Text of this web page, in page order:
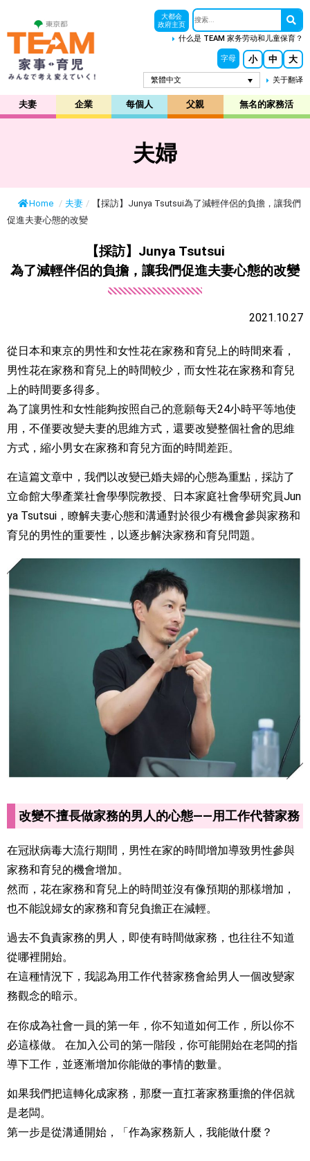
大都会
政府主页
什么是 TEAM 家务劳动和儿童保育？
字母 小 中 大
繁體中文 关于翻译
夫妻 企業 每個人 父親 無名的家務活
夫婦
Home / 夫妻 /
【採訪】Junya Tsutsui為了減輕伴侶的負擔，讓我們
促進夫妻心態的改變
【採訪】Junya Tsutsui
為了減輕伴侶的負擔，讓我們促進夫妻心態的改變
2021.10.27
從日本和東京的男性和女性花在家務和育兒上的時間來看，
男性花在家務和育兒上的時間較少，而女性花在家務和育兒
上的時間要多得多。
為了讓男性和女性能夠按照自己的意願每天24小時平等地使
用，不僅要改變夫妻的思維方式，還要改變整個社會的思維
方式，縮小男女在家務和育兒方面的時間差距。
在這篇文章中，我們以改變已婚夫婦的心態為重點，採訪了
立命館大學產業社會學學院教授、日本家庭社會學研究員Jun
ya Tsutsui，瞭解夫妻心態和溝通對於很少有機會參與家務和
育兒的男性的重要性，以逐步解決家務和育兒問題。
改變不擅長做家務的男人的心態——用工作代替家務
在冠狀病毒大流行期間，男性在家的時間增加導致男性參與
家務和育兒的機會增加。
然而，花在家務和育兒上的時間並沒有像預期的那樣增加，
也不能說婦女的家務和育兒負擔正在減輕。
過去不負責家務的男人，即使有時間做家務，也往往不知道
從哪裡開始。
在這種情況下，我認為用工作代替家務會給男人一個改變家
務觀念的暗示。
在你成為社會一員的第一年，你不知道如何工作，所以你不
必這樣做。 在加入公司的第一階段，你可能開始在老闆的指
導下工作，並逐漸增加你能做的事情的數量。
如果我們把這轉化成家務，那麼一直扛著家務重擔的伴侶就
是老闆。
第一步是從溝通開始，「作為家務新人，我能做什麼？